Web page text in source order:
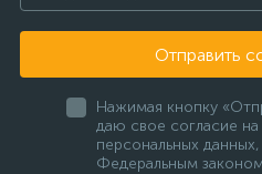
Отправить
Нажимая кнопку
даю свое согласие
персональных
Федеральным